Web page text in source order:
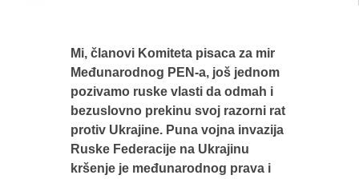
Mi, članovi Komiteta pisaca za mir
Međunarodnog PEN-a, još jednom
pozivamo ruske vlasti da odmah i
bezuslovno prekinu svoj razorni rat
protiv Ukrajine. Puna vojna invazija
Ruske Federacije na Ukrajinu
kršenje je međunarodnog prava i